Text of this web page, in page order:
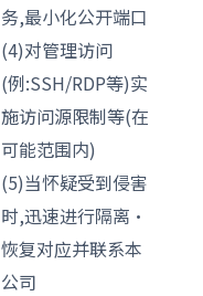
务,最小化公开端口
(4)对管理访问
(例:SSH/RDP等)实
施访问源限制等(在
可能范围内)
(5)当怀疑受到侵害
时,迅速进行隔离·
恢复对应并联系本
公司